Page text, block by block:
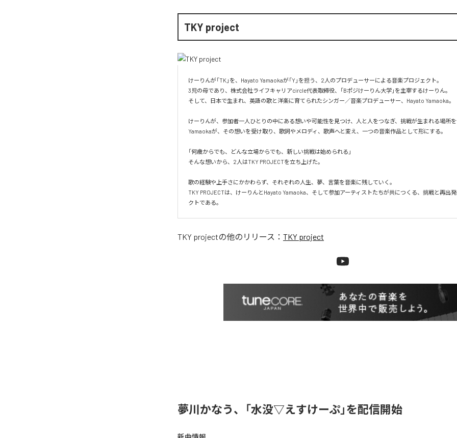
TKY project
けーりんが「TK」を、Hayato Yamaokaが「Y」を担う、2人のプロデューサーによる音楽プロジェクト。
3児の母であり、株式会社ライフキャリアcircle代表取締役、「Bポジけーりん大学」を主宰するけーりん。
そして、日本で生まれ、英語の歌と洋楽に育てられたシンガー／音楽プロデューサー、Hayato Yamaoka。
けーりんが、参加者一人ひとりの中にある想いや可能性を見つけ、人と人をつなぎ、挑戦が生まれる場所
Yamaokaが、その想いを受け取り、歌詞やメロディ、歌声へと変え、一つの音楽作品として形にする。
「何歳からでも、どんな立場からでも、新しい挑戦は始められる」
そんな想いから、2人はTKY PROJECTを立ち上げた。
歌の経験や上手さにかかわらず、それぞれの人生、夢、言葉を音楽に残していく。
TKY PROJECTは、けーりんとHayato Yamaoka、そして参加アーティストたちが共につくる、挑戦と再出
クトである。
TKY projectの他のリリース： TKY project
夢川かなう、「水没▽えすけーぷ」を配信開始